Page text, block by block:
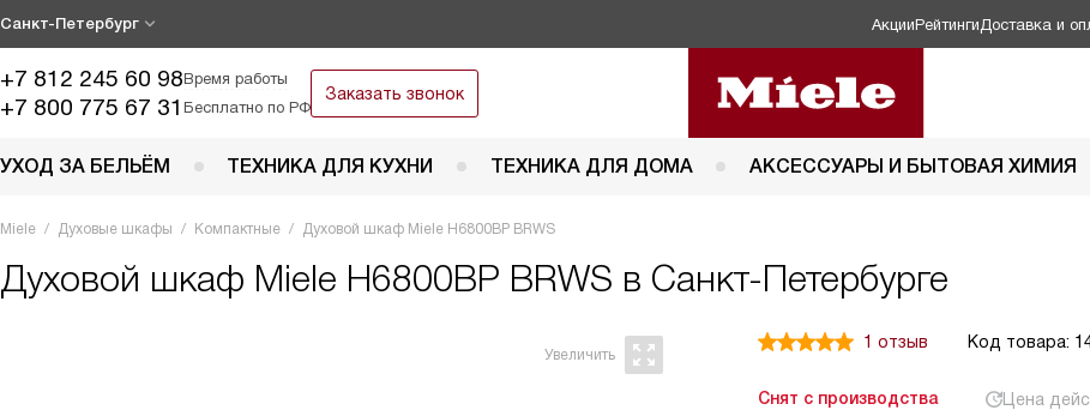
Санкт-Петербург АкцииРейтинги Доставка и
+7 812 245 60 98Время работы
+7 800 775 67 31 Бесплатно по РФ
Заказать звонок
УХОД ЗА БЕЛЬЁМ ТЕХНИКА ДЛЯ КУХНИ ТЕХНИКА ДЛЯ ДОМА АКСЕССУАРЫ И БЫТОВАЯ ХИМИЯ
Miele Духовые шкафы Компактные Духовой шкаф Miele H6800BP BRWS
Духовой шкаф Miele H6800BP BRWS в Санкт-Петербурге
1 отзыв Код товара:
Снят с производства Цена